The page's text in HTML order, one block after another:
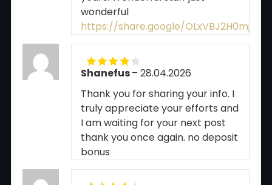
wonderful
https://share.google/
Rated4
Shanefus– 28.04.2026
Thank you for sharing your info. I
truly appreciate your efforts and
I am waiting for your next post
thank you once again. no deposit
bonus